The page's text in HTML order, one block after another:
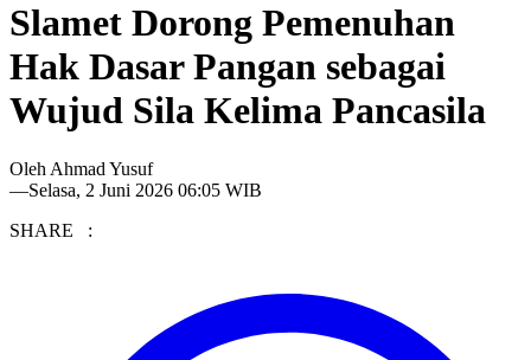
Slamet Dorong Pemenuhan
Hak Dasar Pangan sebagai
Wujud Sila Kelima Pancasila
Oleh Ahmad Yusuf
—Selasa, 2 Juni 2026 06:05 WIB
SHARE :